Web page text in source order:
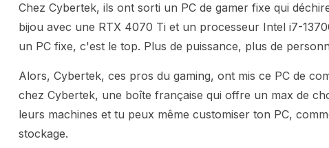
Chez Cybertek, ils ont sorti un PC de gamer fixe qui
bijou avec une RTX 4070 Ti et un processeur Intel i7-
un PC fixe, c'est le top. Plus de puissance, plus de
Alors, Cybertek, ces pros du gaming, ont mis ce PC de
chez Cybertek, une boîte française qui offre un max de
leurs machines et tu peux même customiser ton PC,
stockage.